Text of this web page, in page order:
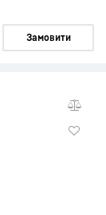
Замовити